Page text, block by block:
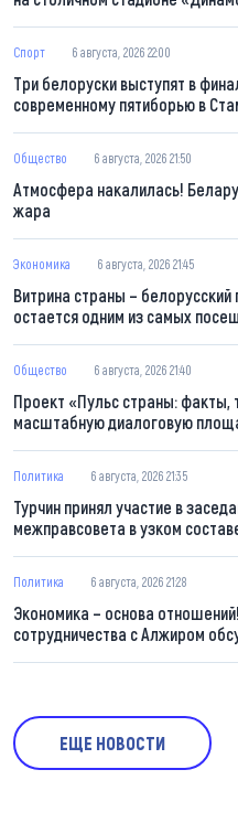
Спорт 6 августа, 2026 22:00
Три белоруски выступят в
современному пятиборью в
Общество 6 августа, 2026 21:50
Атмосфера накалилась!
жара
Экономика 6 августа, 2026 21:45
Витрина страны –
остается одним из самых
Общество 6 августа, 2026 21:40
Проект «Пульс страны:
масштабную диалоговую
Политика 6 августа, 2026 21:35
Турчин принял участие в
межправсовета в узком
Политика 6 августа, 2026 21:28
Экономика – основа
сотрудничества с Алжиром
ЕЩЕ НОВОСТИ